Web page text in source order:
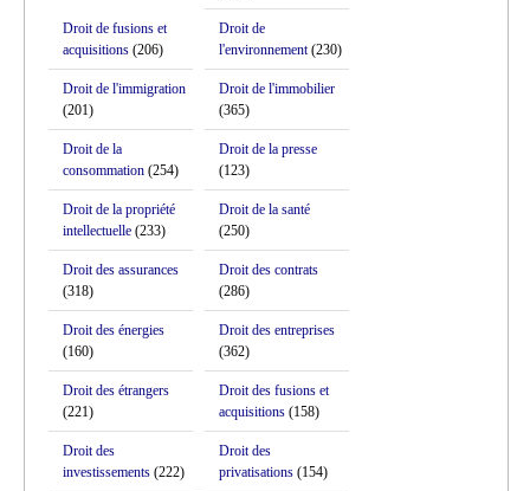
Droit de fusions et
acquisitions (206)
Droit de
l'environnement(230)
Droit de l'immigration
(201)
Droit de l'immobilier
(365)
Droit de la
consommation (254)
Droit de la presse
(123)
Droit de la propriété
intellectuelle (233)
Droit de la santé
(250)
Droit des assurances
(318)
Droit des contrats
(286)
Droit des énergies
(160)
Droit des entreprises
(362)
Droit des étrangers
(221)
Droit des fusions et
acquisitions (158)
Droit des
investissements (222)
Droit des
privatisations (154)